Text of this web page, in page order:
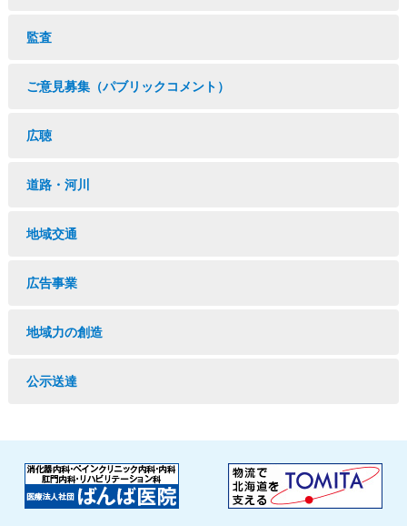
監査
ご意見募集（パブリックコメント）
広聴
道路・河川
地域交通
広告事業
地域力の創造
公示送達